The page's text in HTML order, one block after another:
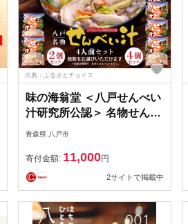
出典：ふるさとチョイス
味の海翁堂 ＜八戸せんべい
汁研究所公認＞ 名物せんべ
い汁 4人前 ＜選べる数量＞
セット（16人前） 手焼き
南部煎餅 青森県 八戸市
青森県 八戸市
寄付金額: 11,000円
2サイトで掲載中